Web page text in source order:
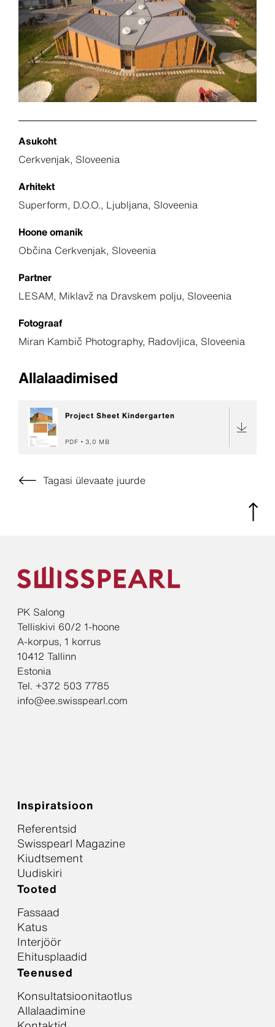
Asukoht
Cerkvenjak, Sloveenia
Arhitekt
Superform, D.O.O., Ljubljana, Sloveenia
Hoone omanik
Občina Cerkvenjak, Sloveenia
Partner
LESAM, Miklavž na Dravskem polju, Sloveenia
Fotograaf
Miran Kambič Photography, Radovljica, Sloveenia
Allalaadimised
Project Sheet Kindergarten
PDF 3,0 MB
Tagasi ülevaate juurde
PK Salong
Telliskivi 60/2 1-hoone
A-korpus, 1 korrus
10412 Tallinn
Estonia
Tel. +372 503 7785
info@ee.swisspearl.com
Inspiratsioon
Referentsid
Swisspearl Magazine
Kiudtsement
Uudiskiri
Tooted
Fassaad
Katus
Interjöör
Ehitusplaadid
Teenused
Konsultatsioonitaotlus
Allalaadimine